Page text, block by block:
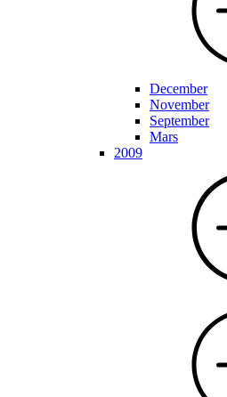
December
November
September
Mars
2009